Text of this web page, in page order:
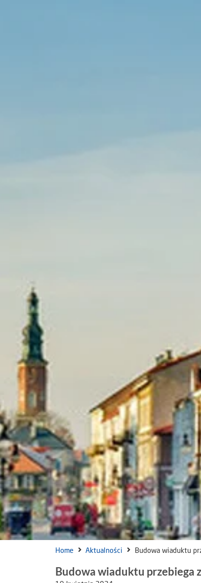
Home Aktualności Budowa wiaduktu
Budowa wiaduktu przebiega